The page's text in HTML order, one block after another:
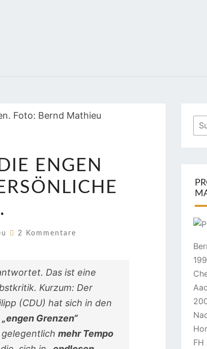
ENGEN
Kommentare
2 Kommentare
Das ist eine
Kurzum: Der
(CDU) hat sich in den
„engen Grenzen“
gelegentlichmehr Tempo
FH